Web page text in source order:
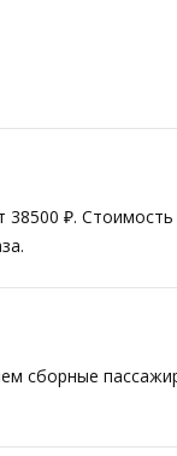
₽. Стоимость
сборные